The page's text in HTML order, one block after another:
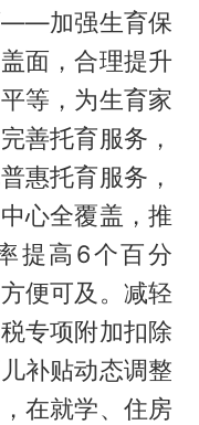
——加强生育保
面，合理提升
等，为生育家
善托育服务，
惠托育服务，
心全覆盖，推
提高6个百分
便可及。减轻
专项附加扣除
补贴动态调整
在就学、住房